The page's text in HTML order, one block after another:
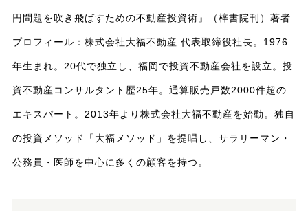
円問題を吹き飛ばすための不動産投資術』（梓書院刊）著者
プロフィール：株式会社大福不動産 代表取締役社長。1976
年生まれ。20代で独立し、福岡で投資不動産会社を設立。投
資不動産コンサルタント歴25年。通算販売戸数2000件超の
エキスパート。2013年より株式会社大福不動産を始動。独自
の投資メソッド「大福メソッド」を提唱し、サラリーマン・
公務員・医師を中心に多くの顧客を持つ。